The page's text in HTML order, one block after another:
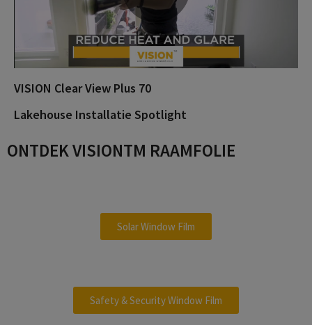
d
e
o
P
a
y
V
VISION Clear View Plus 70
Lakehouse Installatie Spotlight
ONTDEK VISIONTM RAAMFOLIE
Solar Window Film
Safety & Security Window Film